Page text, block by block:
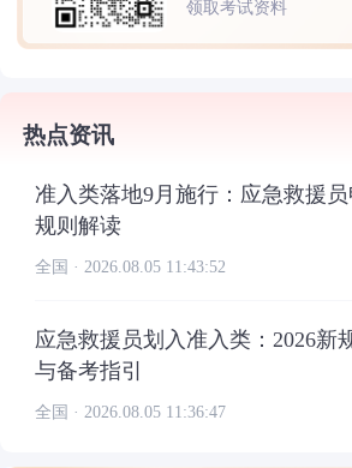
领取考试资料
热点资讯
准入类落地9月施行：应急救援
规则解读
全国 · 2026.08.05 11:43:52
应急救援员划入准入类：2026新
与备考指引
全国 · 2026.08.05 11:36:47